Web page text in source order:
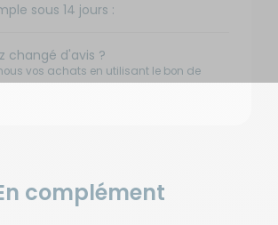
sous 14 jours :
changé d'avis ?
vos achats en utilisant le bon de
complément